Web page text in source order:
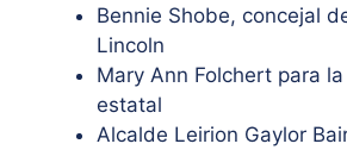
Bennie Shobe, concejal
Lincoln
Mary Ann Folchert para
estatal
Alcalde Leirion Gaylor